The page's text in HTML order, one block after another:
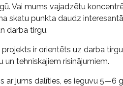
Vai mums vajadzētu
skatu punkta daudz
darba tirgu.
ir orientēts uz darba
un tehniskajiem risinājumiem.
ar jums dalīties, es ieguvu 5—6